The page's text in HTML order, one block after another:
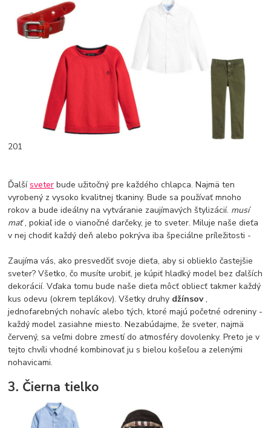
201
Ďalšísveter bude užitočný pre každého chlapca. Najmä ten
vyrobený z vysoko kvalitnej tkaniny. Bude sa používať mnoho
rokov a bude ideálny na vytváranie zaujímavých štylizácií. musí
mať, pokiaľ ide o vianočné darčeky, je to sveter. Miluje naše dieťa
v nej chodiť každý deň alebo pokrýva iba špeciálne príležitosti -
Zaujíma vás, ako presvedčiť svoje dieťa, aby si oblieklo častejšie
sveter? Všetko, čo musíte urobiť, je kúpiť hladký model bez ďalších
dekorácií. Vďaka tomu bude naše dieťa môcť obliecť takmer každý
kus odevu (okrem teplákov). Všetky druhy džínsov,
jednofarebných nohavíc alebo tých, ktoré majú početné odreniny -
každý model zasiahne miesto. Nezabúdajme, že sveter, najmä
červený, sa veľmi dobre zmestí do atmosféry dovolenky. Preto je v
tejto chvíli vhodné kombinovať ju s bielou košeľou a zelenými
nohavicami.
3. Čierna tielko